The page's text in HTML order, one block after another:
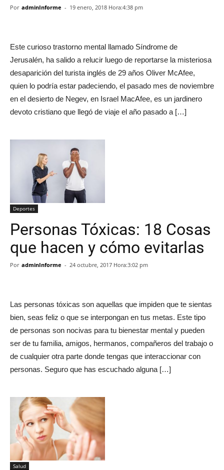
Por adminInforme - 19 enero, 2018 Hora:4:38 pm
Este curioso trastorno mental llamado Síndrome de
Jerusalén, ha salido a relucir luego de reportarse la misteriosa
desaparición del turista inglés de 29 años Oliver McAfee,
quien lo podría estar padeciendo, el pasado mes de noviembre
en el desierto de Negev, en Israel MacAfee, es un jardinero
devoto cristiano que llegó de viaje el año pasado a […]
Deportes
Personas Tóxicas: 18 Cosas
que hacen y cómo evitarlas
Por adminInforme - 24 octubre, 2017 Hora:3:02 pm
Las personas tóxicas son aquellas que impiden que te sientas
bien, seas feliz o que se interpongan en tus metas. Este tipo
de personas son nocivas para tu bienestar mental y pueden
ser de tu familia, amigos, hermanos, compañeros del trabajo o
de cualquier otra parte donde tengas que interaccionar con
personas. Seguro que has escuchado alguna […]
Salud